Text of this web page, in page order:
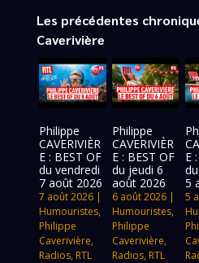
Les précédentes
Caverivière
Philippe
CAVERIVIÈR
E : BEST OF
du vendredi
7 août 2026
7 août 2026 |
Humouristes,
Philippe
Caverivière,
Radios, RTL
Philippe
CAVERIVIÈR
E : BEST OF
du jeudi 6
août 2026
6 août 2026|
Humouristes,
Philippe
Caverivière,
Radios, RTL
E
5
5